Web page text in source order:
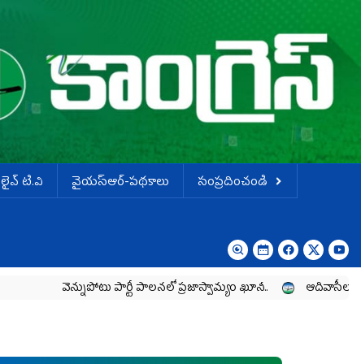
లైవ్ టి.వి వైయస్ఆర్-పథకాలు
సంప్రదించండి
వెన్నుపోటు పార్టీ పాలనలో ప్రజాస్వామ్యం ఖూనీ.. ఆదివాసీల పోరాటానికి